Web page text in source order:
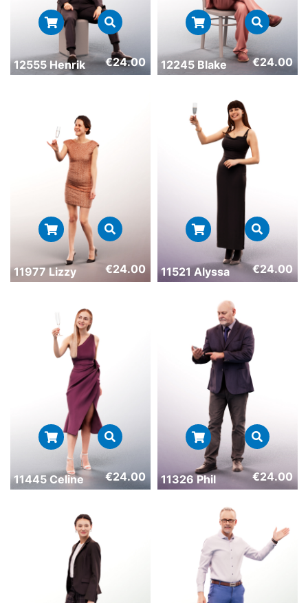
12555 Henrik €24.00 12245 Blake €24.00
11977 Lizzy €24.00 11521 Alyssa €24.00
11445 Celine €24.00 11326 Phil €24.00